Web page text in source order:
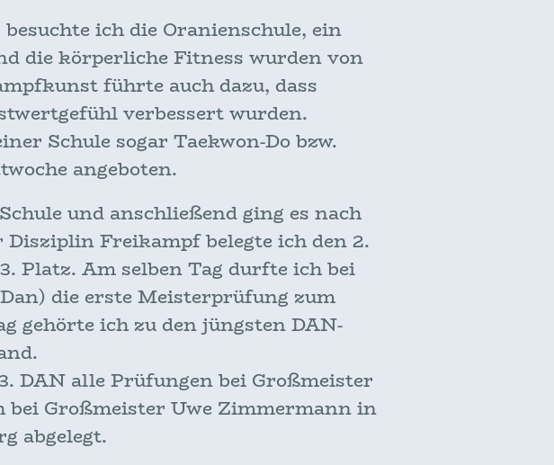
ich die Oranienschule, ein
die körperliche Fitness wurden von
führte auch dazu, dass
verbessert wurden.
Schule sogar Taekwon-Do bzw.
angeboten.
und anschließend ging es nach
Freikampf belegte ich den 2.
Platz. Am selben Tag durfte ich bei
die erste Meisterprüfung zum
gehörte ich zu den jüngsten DAN-
DAN alle Prüfungen bei Großmeister
bei Großmeister Uwe Zimmermann in
abgelegt.